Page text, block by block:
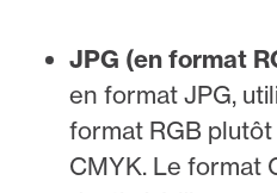
JPG (en format
en format JPG,
format RGB
CMYK. Le format